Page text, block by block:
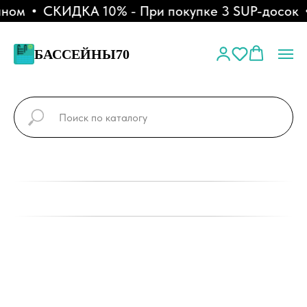
СКИДКА 10% - При покупке 3 SUP-досок
БАССЕЙНЫ70